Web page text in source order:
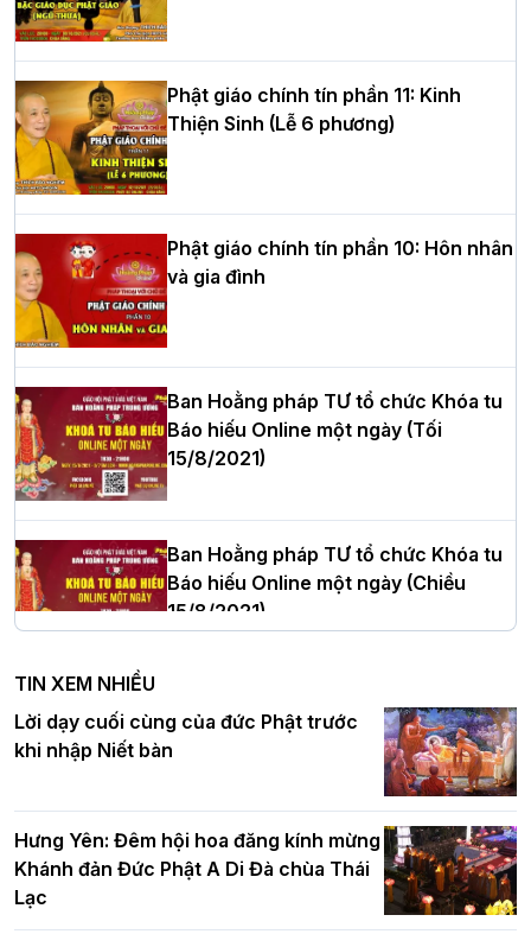
tư của Khóa sinh hoạt Phật pháp mùa
hè tại chùa Bằng
HT.Thích Thọ Lạc được suy cử làm tân
Trưởng BTS GHPGVN tỉnh Nghệ An
Hòa thượng Thích Quảng Tùng tái đắc
cử Trưởng BTS GHPGVN thành phố Hải
Phòng nhiệm kỳ 2026 – 2031
Thượng tọa Thích Tâm Chính được suy
cử tân Trưởng ban Trị sự GHPGVN tỉnh
Hà Nội: Tăng Ni Trường hạ Bồ Đề trang
nghiêm tác pháp Tiền an cư PL.2570 –
DL.2026
chúc mừng Phật đản BTS GHPGVN TP.
Hà Nội
Phật giáo chính tín phần 11: Kinh
Thiện Sinh (Lễ 6 phương)
Phật giáo chính tín phần 10: Hôn nhân
và gia đình
Ban Hoằng pháp TƯ tổ chức Khóa tu
Báo hiếu Online một ngày (Tối
15/8/2021)
Ban Hoằng pháp TƯ tổ chức Khóa tu
Báo hiếu Online một ngày (Chiều
15/8/2021)
Ban Hoằng pháp TƯ tổ chức Khóa tu
Báo hiếu Online một ngày (Sáng
15/8/2021)
Tinh thần yêu nước của Phật giáo
TIN XEM NHIỀU
Lời dạy cuối cùng của đức Phật trước
khi nhập Niết bàn
Hưng Yên: Đêm hội hoa đăng kính mừng
Khánh đản Đức Phật A Di Đà chùa Thái
Lạc